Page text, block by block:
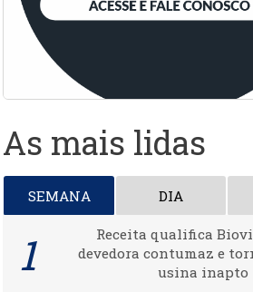
As mais lidas
SEMANA DIA
Receita qualifica
devedora contumaz e
usina inapto